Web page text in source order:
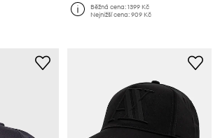
Běžná cena:1399 Kč
Nejnižší cena:909 Kč